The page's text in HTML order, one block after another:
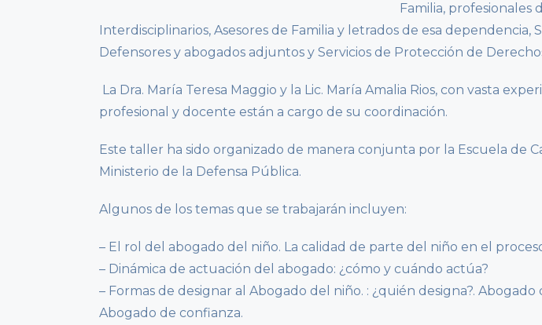
Familia, profesionales
Interdisciplinarios, Asesores de Familia y letrados de esa dependencia,
Defensores y abogados adjuntos y Servicios de Protección de
La Dra. María Teresa Maggio y la Lic. María Amalia Rios, con vasta
profesional y docente están a cargo de su coordinación.
Este taller ha sido organizado de manera conjunta por la Escuela de
Ministerio de la Defensa Pública.
Algunos de los temas que se trabajarán incluyen:
– El rol del abogado del niño. La calidad de parte del niño en el
– Dinámica de actuación del abogado: ¿cómo y cuándo actúa?
– Formas de designar al Abogado del niño. : ¿quién designa?. Abogado
Abogado de confianza.